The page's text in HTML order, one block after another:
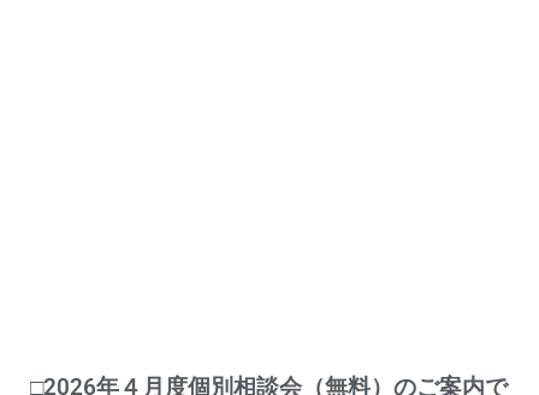
□2026年４月度個別相談会（無料）のご案内で